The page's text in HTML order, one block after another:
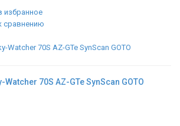
избранное
сравнению
Watcher 70S AZ-GTe SynScan GOTO